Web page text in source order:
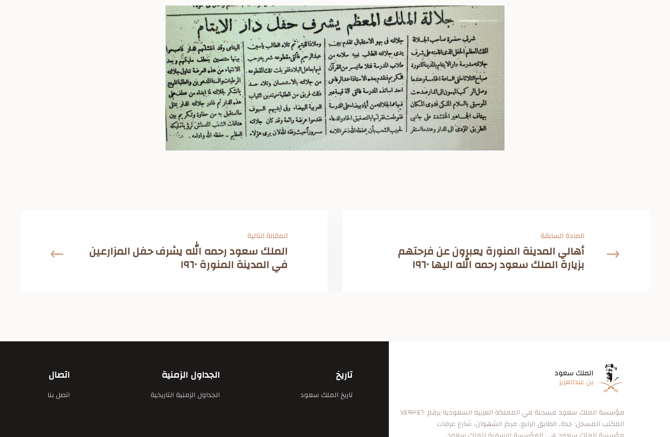
المادة السابقة
أهالي المدينة المنورة يعبرون عن فرحتهم
بزيارة الملك سعود رحمه الله اليها ١٩٦٠
المقالة التالية
الملك سعود رحمه الله يشرف حفل المزارعين
في المدينة المنورة ١٩٦٠
اتصال
اتصل بنا
الجداول الزمنية
الجداول الزمنية التاريخية
تاريخ
تاريخ الملك سعود
مؤسسة الملك سعود مسجلة في المملكة العربية السعودية برقم ٧٤٩٣٤٦٠
المكتب المسجل: جدة، الطابق الرابع، مركز الشهوان، شارع عرفات